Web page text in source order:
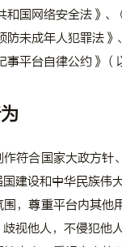
和国网络安全法》
防未成年人犯罪法
事平台自律公约》
符合国家大政方
建设和中华民族伟
，尊重平台内其
视他人，不侵犯他